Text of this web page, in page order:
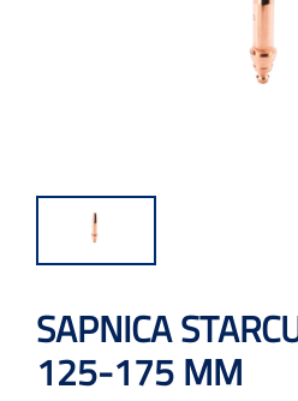
SAPNICA
125-175 MM